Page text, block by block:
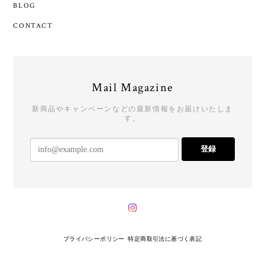
BLOG
CONTACT
Mail Magazine
新商品やキャンペーンなどの最新情報をお届けいたしま
す。
登録
プライバシーポリシー 特定商取引法に基づく表記